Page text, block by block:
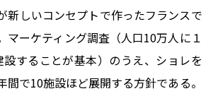
新しいコンセプトで作ったフランスで
マーケティング調査（人口10万人に１
することが基本）のうえ、ショレを
間で10施設ほど展開する方針である。